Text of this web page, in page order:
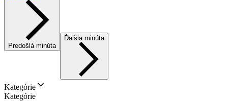
Predošlá minúta
Ďalšia minúta
Kategórie
Kategórie